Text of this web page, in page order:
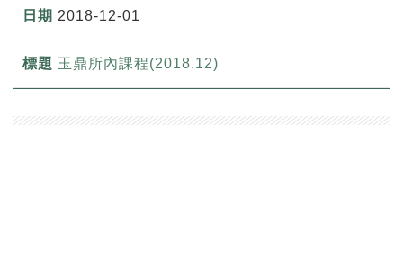
2018-12-01
玉鼎所內課程(2018.12)